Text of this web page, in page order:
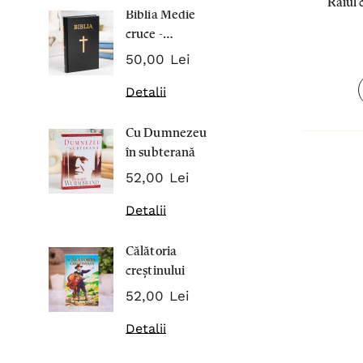
Biblia Medie
cruce -
Cartonata 063
50,00 Lei
Detalii
Cu Dumnezeu
în subterană
52,00 Lei
Detalii
Călătoria
creștinului
52,00 Lei
Detalii
Raiul